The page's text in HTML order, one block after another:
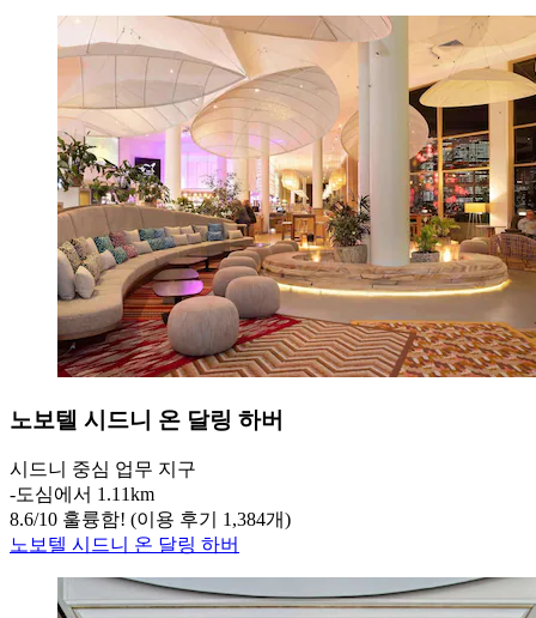
노보텔 시드니 온 달링 하버
시드니 중심 업무 지구
‐도심에서 1.11km
8.6/10 훌륭함! (이용 후기 1,384개)
노보텔 시드니 온 달링 하버